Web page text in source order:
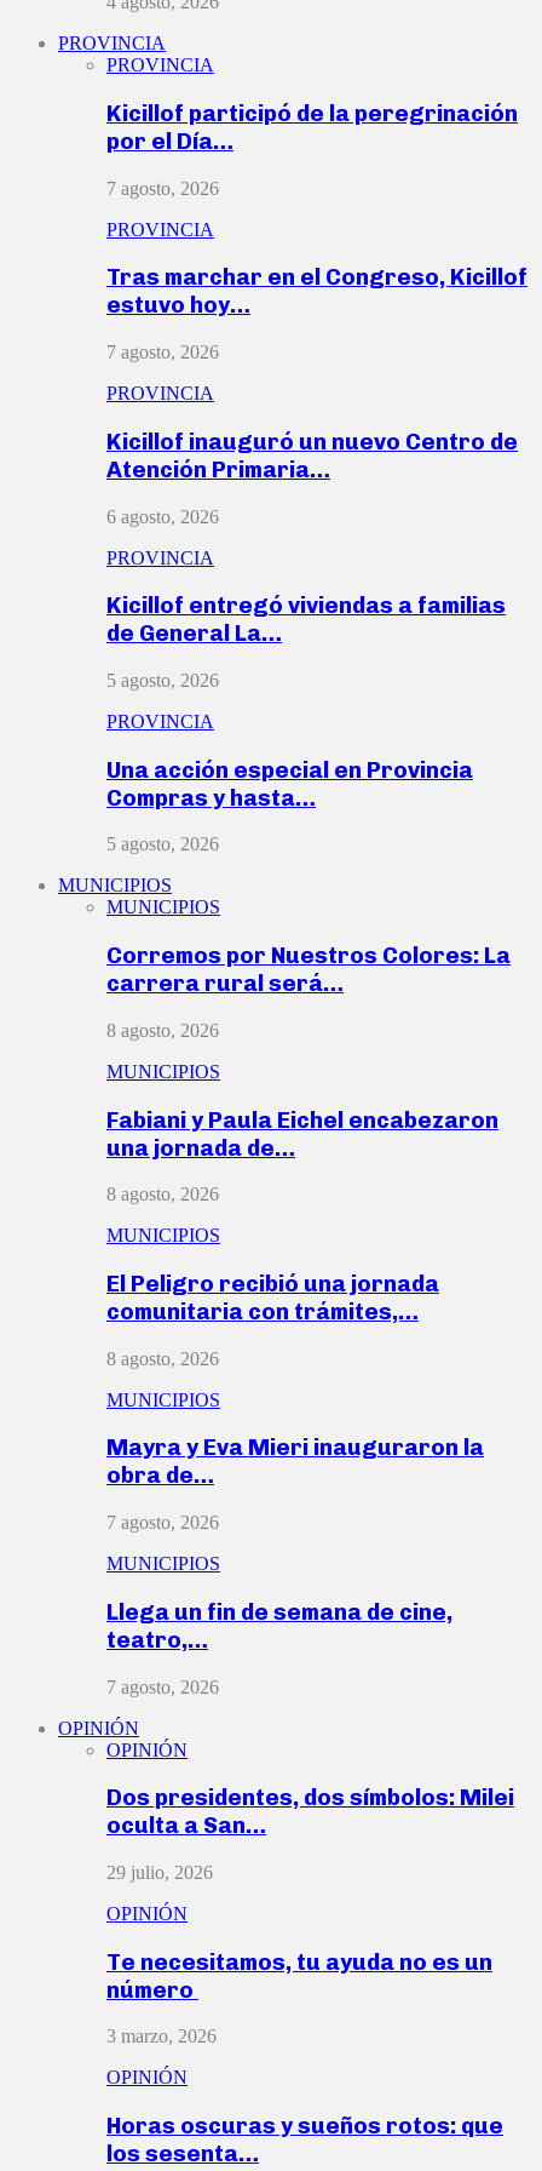
PROVINCIA
PROVINCIA
Kicillof participó de la peregrinación
por el Día…
7 agosto, 2026
PROVINCIA
Tras marchar en el Congreso, Kicillof
estuvo hoy…
7 agosto, 2026
PROVINCIA
Kicillof inauguró un nuevo Centro de
Atención Primaria…
6 agosto, 2026
PROVINCIA
Kicillof entregó viviendas a familias
de General La…
5 agosto, 2026
PROVINCIA
Una acción especial en Provincia
Compras y hasta…
5 agosto, 2026
MUNICIPIOS
MUNICIPIOS
Corremos por Nuestros Colores: La
carrera rural será…
8 agosto, 2026
MUNICIPIOS
Fabiani y Paula Eichel encabezaron
una jornada de…
8 agosto, 2026
MUNICIPIOS
El Peligro recibió una jornada
comunitaria con trámites,…
8 agosto, 2026
MUNICIPIOS
Mayra y Eva Mieri inauguraron la
obra de…
7 agosto, 2026
MUNICIPIOS
Llega un fin de semana de cine,
teatro,…
7 agosto, 2026
OPINIÓN
OPINIÓN
Dos presidentes, dos símbolos: Milei
oculta a San…
29 julio, 2026
OPINIÓN
Te necesitamos, tu ayuda no es un
número
3 marzo, 2026
OPINIÓN
Horas oscuras y sueños rotos: que
los sesenta…